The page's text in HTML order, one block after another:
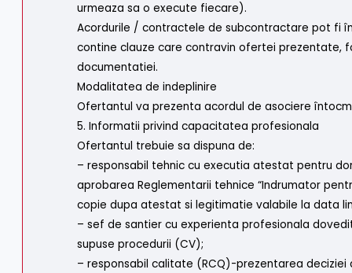
urmeaza sa o execute fiecare).
Acordurile / contractele de subcontractare pot fi
contine clauze care contravin ofertei prezentate,
documentatiei.
Modalitatea de indeplinire
Ofertantul va prezenta acordul de asociere
5. Informatii privind capacitatea profesionala
Ofertantul trebuie sa dispuna de:
– responsabil tehnic cu executia atestat pentru
aprobarea Reglementarii tehnice “Indrumator
copie dupa atestat si legitimatie valabile la data
– sef de santier cu experienta profesionala
supuse procedurii (CV);
– responsabil calitate (RCQ)-prezentarea deciziei